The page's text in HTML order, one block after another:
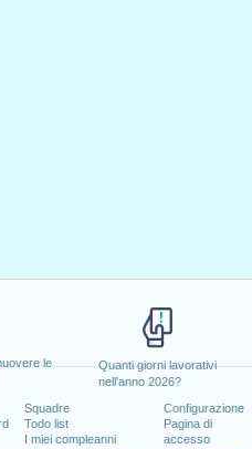
le
Quanti giorni lavorativi
nell'anno 2026?
Squadre
Todo list
I miei compleanni
Configurazione
Pagina di
accesso